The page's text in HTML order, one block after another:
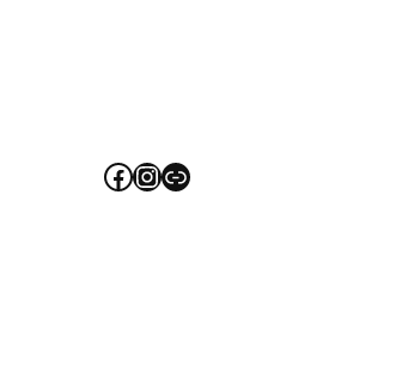
Facebook
Instagram
Link